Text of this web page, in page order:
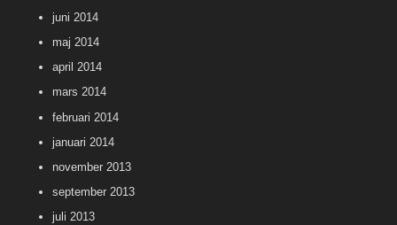
juni 2014
maj 2014
april 2014
mars 2014
februari 2014
januari 2014
november 2013
september 2013
juli 2013